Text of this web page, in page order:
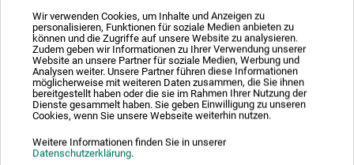
Wir verwenden Cookies, um Inhalte und Anzeigen zu
personalisieren, Funktionen für soziale Medien anbieten zu
können und die Zugriffe auf unsere Website zu analysieren.
Zudem geben wir Informationen zu Ihrer Verwendung unserer
Website an unsere Partner für soziale Medien, Werbung und
Analysen weiter. Unsere Partner führen diese Informationen
möglicherweise mit weiteren Daten zusammen, die Sie ihnen
bereitgestellt haben oder die sie im Rahmen Ihrer Nutzung der
Dienste gesammelt haben. Sie geben Einwilligung zu unseren
Cookies, wenn Sie unsere Webseite weiterhin nutzen.
Weitere Informationen finden Sie in unserer
Datenschutzerklärung.
cm; lukket længde 20 cm, diameter ca. 7 cm. Uden
indhold.
Producent-kontakt